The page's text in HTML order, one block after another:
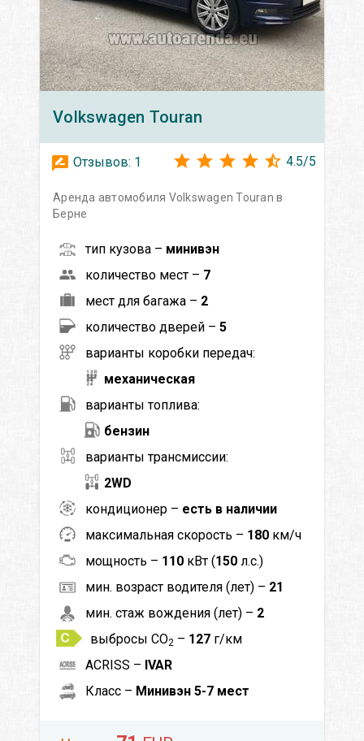
Volkswagen Touran
Отзывов: 1 4.5/5
Аренда автомобиля Volkswagen Touran в
Берне
тип кузова – минивэн
количество мест – 7
мест для багажа – 2
количество дверей – 5
варианты коробки передач:
механическая
варианты топлива:
бензин
варианты трансмиссии:
2WD
кондиционер – есть в наличии
максимальная скорость – 180 км/ч
мощность – 110 кВт (150 л.с.)
мин. возраст водителя (лет) – 21
мин. стаж вождения (лет) – 2
выбросы CO2 – 127 г/км
ACRISS – IVAR
Класс – Минивэн 5-7 мест